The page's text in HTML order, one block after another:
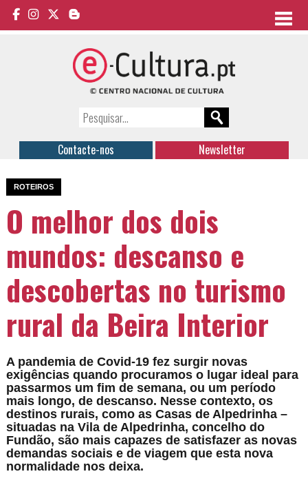
Contacte-nos Newsletter
ROTEIROS
O melhor dos dois
mundos: descanso e
descobertas no turismo
rural da Beira Interior
A pandemia de Covid-19 fez surgir novas
exigências quando procuramos o lugar ideal para
passarmos um fim de semana, ou um período
mais longo, de descanso. Nesse contexto, os
destinos rurais, como as Casas de Alpedrinha –
situadas na Vila de Alpedrinha, concelho do
Fundão, são mais capazes de satisfazer as novas
demandas sociais e de viagem que esta nova
normalidade nos deixa.